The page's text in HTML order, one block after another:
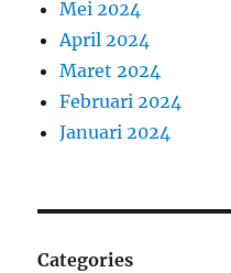
Mei 2024
April 2024
Maret 2024
Februari 2024
Januari 2024
Categories